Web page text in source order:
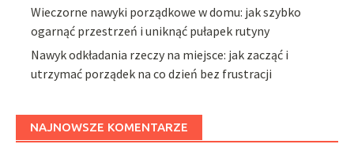
Wieczorne nawyki porządkowe w domu: jak szybko
ogarnąć przestrzeń i uniknąć pułapek rutyny
Nawyk odkładania rzeczy na miejsce: jak zacząć i
utrzymać porządek na co dzień bez frustracji
NAJNOWSZE KOMENTARZE